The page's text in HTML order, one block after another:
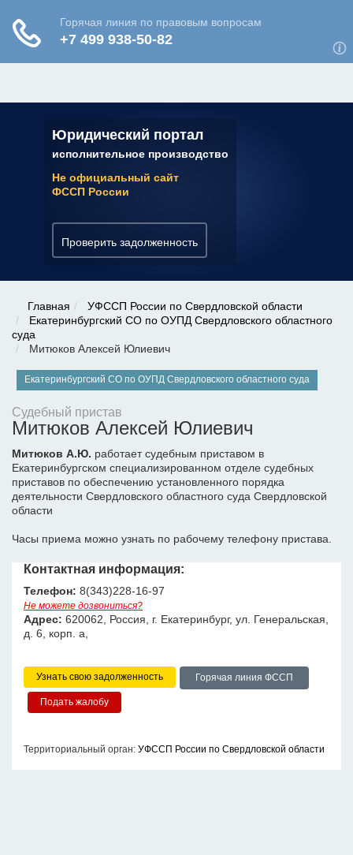
Юридический портал
исполнительное производство
Не официальный сайт
ФССП России
Проверить задолженность
✆ 7 (800) 350-22-64
Главная
УФССП России по Свердловской области
Екатеринбургский СО по ОУПД Свердловского областного
суда
Митюков Алексей Юлиевич
Екатеринбургский СО по ОУПД Свердловского областного суда
Судебный пристав
Митюков Алексей Юлиевич
Митюков А.Ю. работает судебным приставом в
Екатеринбургском специализированном отделе судебных
приставов по обеспечению установленного порядка
деятельности Свердловского областного суда Свердловской
области
Часы приема можно узнать по рабочему телефону пристава.
Контактная информация:
Телефон: 8(343)228-16-97
Не можете дозвониться?
Адрес: 620062, Россия, г. Екатеринбург, ул. Генеральская,
д. 6, корп. а,
Узнать свою задолженность Горячая линия ФССП
Территориальный орган: УФССП России по Свердловской области